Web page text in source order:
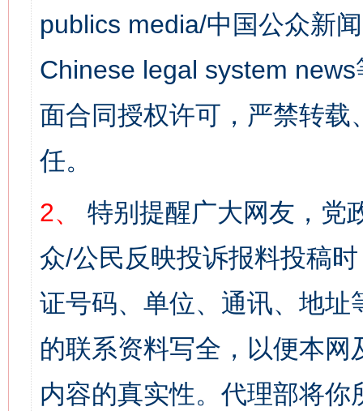
publics media/中国公众新
Chinese legal system
面合同授权许可，严禁转
任。
2、
特别提醒广大网友，党
众/公民反映投诉报料投稿
证号码、单位、通讯、地
的联系资料写全，以便本
内容的真实性。代理部将